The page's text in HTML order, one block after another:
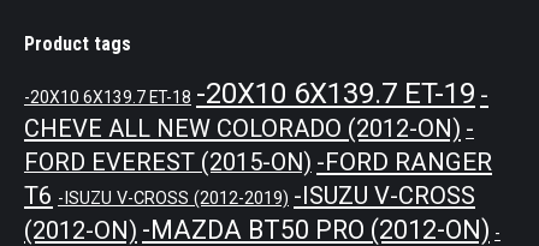
Product tags
-20X10 6X139.7 ET-18 -20X10 6X139.7 ET-19 -
CHEVE ALL NEW COLORADO (2012-ON) -
FORD EVEREST (2015-ON) -FORD RANGER
T6 -ISUZU V-CROSS (2012-2019) -ISUZU V-CROSS
(2012-ON) -MAZDA BT50 PRO (2012-ON) -